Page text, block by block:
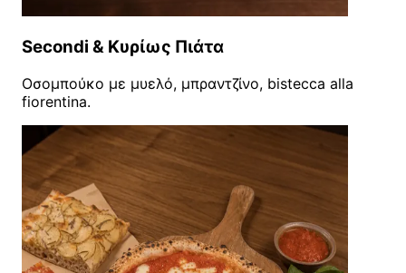
Secondi & Κυρίως Πιάτα
Οσομπούκο με μυελό, μπραντζίνο, bistecca alla
fiorentina.